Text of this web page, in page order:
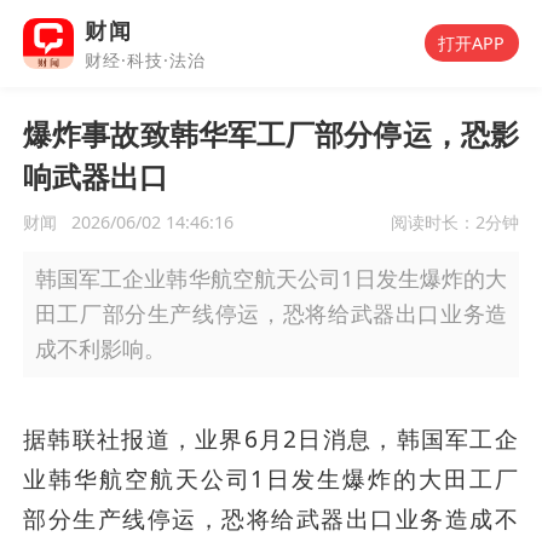
财闻
财经·科技·法治
打开APP
爆炸事故致韩华军工厂部分停运，恐影
响武器出口
财闻 2026/06/02 14:46:16 阅读时长： 2分钟
韩国军工企业韩华航空航天公司1日发生爆炸的大
田工厂部分生产线停运，恐将给武器出口业务造
成不利影响。
据韩联社报道，业界6月2日消息，韩国军工企
业韩华航空航天公司1日发生爆炸的大田工厂
部分生产线停运，恐将给武器出口业务造成不